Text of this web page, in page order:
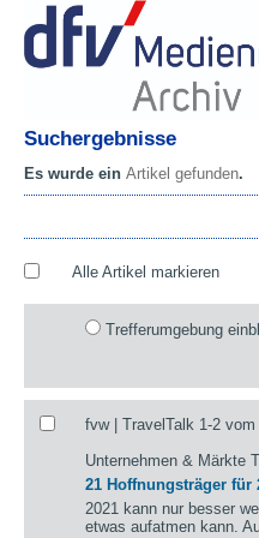
Suchergebnisse
Es wurde ein Artikel gefunden.
Alle Artikel markieren
Trefferumgebung
fvw | TravelTalk 1-2
Unternehmen & Märkte
21 Hoffnungsträger für
2021 kann nur besser
etwas aufatmen kann.